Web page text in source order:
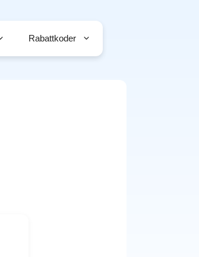
Rabattkoder